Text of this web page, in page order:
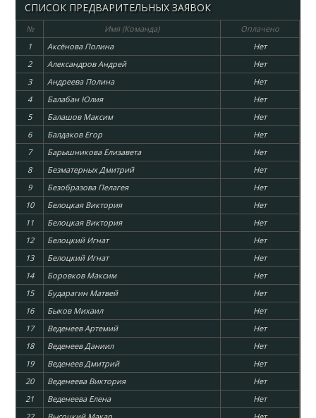
СПИСОК ПРЕДВАРИТЕЛЬНЫХ ЗАЯВОК
№ Имя (Команда)
Оплачено
1
Аксёнова Полина
Нет
2
Александров Андрей
Нет
3
Андреева Полина
Нет
4
Балабан Юлия
Нет
5
Балашов Максим
Нет
6
Балдаков Егор
Нет
7
Барышникова Елизавета
Нет
8
Безматерных Дмитрий
Нет
9
Безобразова Пелагея
Нет
10
Белоцкая Виктория
Нет
11
Белоцкая Виктория
Нет
12
Белоцкий Игнат
Нет
13
Белоцкий Игнат
Нет
14
Боровков Максим
Нет
15
Бударагин Матвей
Нет
16
Быков Михаил
Нет
17
Веденеев Артемий
Нет
18
Веденеев Даниил
Нет
19
Веденеев Дмитрий
Нет
20
Веденеева Виктория
Нет
21
Веденеева Елена
Нет